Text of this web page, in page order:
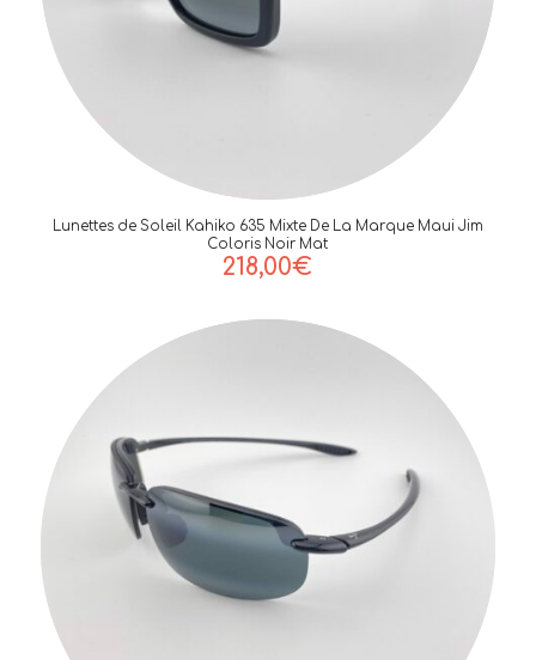
Lunettes de Soleil Kahiko 635 Mixte De La Marque Maui Jim
Coloris Noir Mat
218,00€